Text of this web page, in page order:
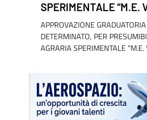
SPERIMENTALE “M.E.
APPROVAZIONE
DETERMINATO, PER
AGRARIA SPERIMENTALE